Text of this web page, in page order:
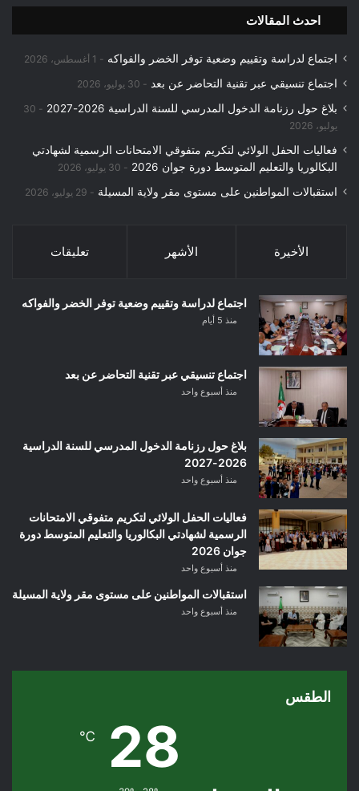
احدث المقالات
اجتماع لدراسة وتقييم وضعية توفر الخضر والفواكه 1 أغسطس، 2026
اجتماع تنسيقي عبر تقنية التحاضر عن بعد 30 يوليو، 2026
بلاغ حول رزنامة الدخول المدرسي للسنة الدراسية 2026-2027
30
يوليو، 2026
فعاليات الحفل الولائي لتكريم متفوقي الامتحانات الرسمية لشهادتي
البكالوريا والتعليم المتوسط دورة جوان 2026
30 يوليو، 2026
استقبالات المواطنين على مستوى مقر ولاية المسيلة 29 يوليو، 2026
الأخيرة الأشهر تعليقات
اجتماع لدراسة وتقييم وضعية توفر الخضر والفواكه
منذ 5 أيام
اجتماع تنسيقي عبر تقنية التحاضر عن بعد
منذ أسبوع واحد
بلاغ حول رزنامة الدخول المدرسي للسنة الدراسية
2026-2027
منذ أسبوع واحد
فعاليات الحفل الولائي لتكريم متفوقي الامتحانات
الرسمية لشهادتي البكالوريا والتعليم المتوسط دورة
جوان 2026
منذ أسبوع واحد
استقبالات المواطنين على مستوى مقر ولاية المسيلة
منذ أسبوع واحد
الطقس
28
℃